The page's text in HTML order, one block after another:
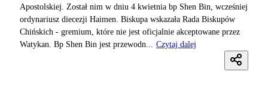
Apostolskiej. Został nim w dniu 4 kwietnia bp Shen Bin, wcześniej
ordynariusz diecezji Haimen. Biskupa wskazała Rada Biskupów
Chińskich - gremium, które nie jest oficjalnie akceptowane przez
Watykan. Bp Shen Bin jest przewodn... Czytaj dalej